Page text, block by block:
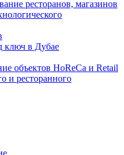
ресторанов, магазинов
ключ в Дубае
объектов HoReCa и Retail
и ресторанного